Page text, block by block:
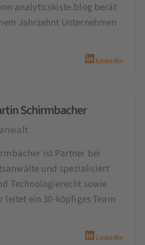
analyticskiste.blog berät
Jahrzehnt Unternehmen
LinkedIn
Schirmbacher
ist Partner bei
und spezialisiert
Technologierecht sowie
leitet ein 30-köpfiges Team
LinkedIn